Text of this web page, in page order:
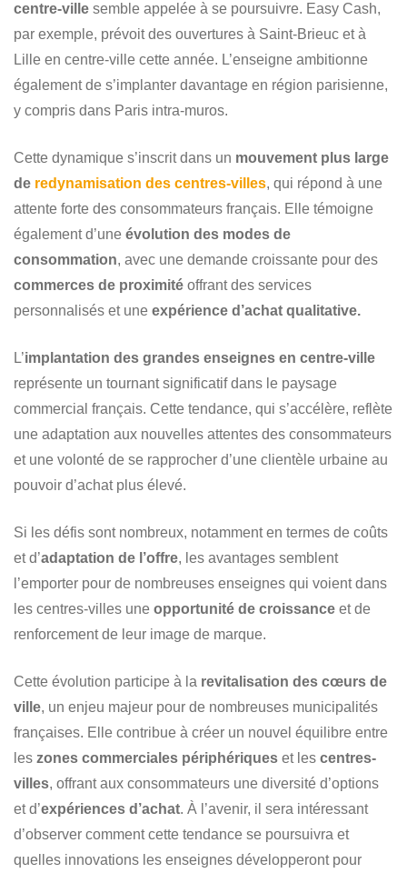
centre-ville semble appelée à se poursuivre. Easy Cash,
par exemple, prévoit des ouvertures à Saint-Brieuc et à
Lille en centre-ville cette année. L’enseigne ambitionne
également de s’implanter davantage en région parisienne,
y compris dans Paris intra-muros.
Cette dynamique s’inscrit dans un mouvement plus large
de redynamisation des centres-villes, qui répond à une
attente forte des consommateurs français. Elle témoigne
également d’une évolution des modes de
consommation, avec une demande croissante pour des
commerces de proximité offrant des services
personnalisés et une expérience d’achat qualitative.
L’implantation des grandes enseignes en centre-ville
représente un tournant significatif dans le paysage
commercial français. Cette tendance, qui s’accélère, reflète
une adaptation aux nouvelles attentes des consommateurs
et une volonté de se rapprocher d’une clientèle urbaine au
pouvoir d’achat plus élevé.
Si les défis sont nombreux, notamment en termes de coûts
et d’adaptation de l’offre, les avantages semblent
l’emporter pour de nombreuses enseignes qui voient dans
les centres-villes une opportunité de croissance et de
renforcement de leur image de marque.
Cette évolution participe à la revitalisation des cœurs de
ville, un enjeu majeur pour de nombreuses municipalités
françaises. Elle contribue à créer un nouvel équilibre entre
les zones commerciales périphériques et les centres-
villes, offrant aux consommateurs une diversité d’options
et d’expériences d’achat. À l’avenir, il sera intéressant
d’observer comment cette tendance se poursuivra et
quelles innovations les enseignes développeront pour